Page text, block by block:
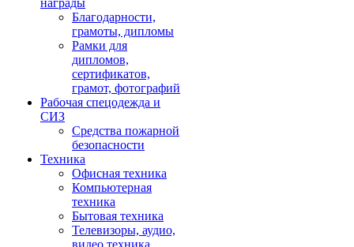
награды
Благодарности,
грамоты, дипломы
Рамки для
дипломов,
сертификатов,
грамот, фотографий
Рабочая спецодежда и
СИЗ
Средства пожарной
безопасности
Техника
Офисная техника
Компьютерная
техника
Бытовая техника
Телевизоры, аудио,
видео техника